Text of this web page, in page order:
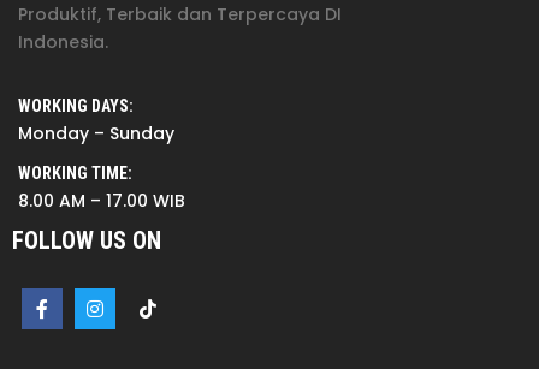
Produktif, Terbaik dan Terpercaya DI
Indonesia.
WORKING DAYS:
Monday – Sunday
WORKING TIME:
8.00 AM – 17.00 WIB
FOLLOW US ON